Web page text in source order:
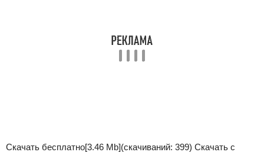
Скачать бесплатно[3.46 Mb](cкачиваний: 399) Скачать с